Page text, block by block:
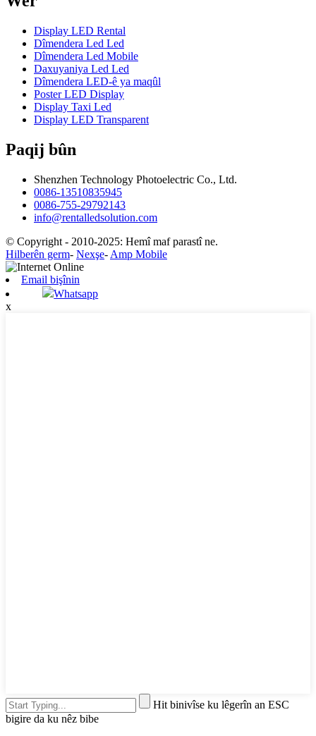
Display LED Rental
Dîmendera Led Led
Dîmendera Led Mobile
Daxuyaniya Led Led
Dîmendera LED-ê ya maqûl
Poster LED Display
Display Taxi Led
Display LED Transparent
Paqij bûn
Shenzhen Technology Photoelectric Co., Ltd.
0086-13510835945
0086-755-29792143
info@rentalledsolution.com
© Copyright - 2010-2025: Hemî maf parastî ne.
Hilberên germ- Nexşe- Amp Mobile
Email bişînin
Whatsapp
x
Hit binivîse ku lêgerîn an ESC
bigire da ku nêz bibe